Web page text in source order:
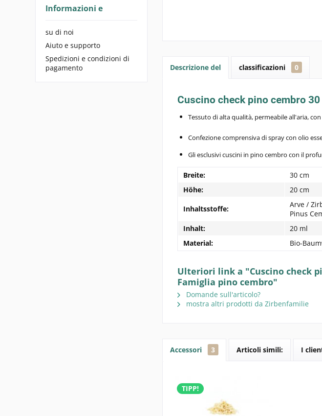
Informazioni e
su di noi
Aiuto e supporto
Spedizioni e condizioni di
pagamento
Descrizione del classificazioni 0
Cuscino check pino cembro
Tessuto di alta qualità, permeabile all'aria,
Confezione comprensiva di spray con olio
Gli esclusivi cuscini in pino cembro con il
Breite:
30 cm
Höhe:
20 cm
Inhaltsstoffe:
Arve /
Pinus
Inhalt:
20 ml
Material:
Bio-
Ulteriori link a "Cuscino check
Famiglia pino cembro"
Domande sull'articolo?
mostra altri prodotti da Zirbenfamilie
Accessori 3 Articoli simili: I
TIPP!